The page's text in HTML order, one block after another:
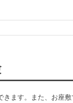
ます。また、お座